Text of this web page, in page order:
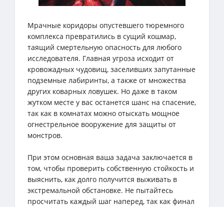
Мрачные коридоры опустевшего тюремного
комплекса превратились в сущий кошмар,
таящий смертельную опасность для любого
исследователя. Главная угроза исходит от
кровожадных чудовищ, заселивших запутанные
подземные лабиринты, а также от множества
других коварных ловушек. Но даже в таком
жутком месте у вас останется шанс на спасение,
так как в комнатах можно отыскать мощное
огнестрельное вооружение для защиты от
монстров.
При этом основная ваша задача заключается в
том, чтобы проверить собственную стойкость и
выяснить, как долго получится выживать в
экстремальной обстановке. Не пытайтесь
просчитать каждый шаг наперед, так как финал